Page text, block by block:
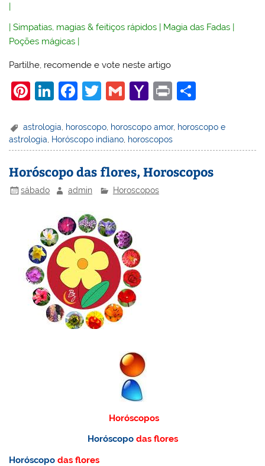
|
|Simpatias, magias & feitiços rápidos | Magia das Fadas |
Poções mágicas |
Partilhe, recomende e vote neste artigo
Pi
er
e
st
Li
k
e
dI
n
F
c
e
b
o
k
T
itt
er
G
ai
l
Y
h
o
o
M
Pr
t
ar
e
astrologia horoscopo horoscopo amor, horoscopo e
astrologia
Horóscopo indiano horoscopos
Horóscopo das flores, Horoscopos
sábado admin Horoscopos
Horóscopos
Horóscopodas flores
Horóscopo das flores